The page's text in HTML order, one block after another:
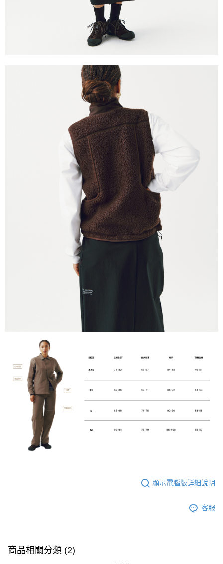
顯示電腦版詳細說明
客服
商品相關分類 (2)